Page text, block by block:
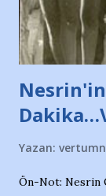
yazının hemen
Yazan:
Ön-Not: Nesrin